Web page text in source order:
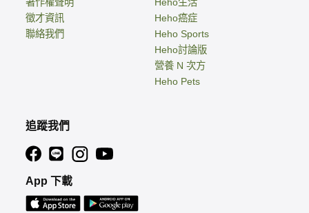
著作權聲明
徵才資訊
聯絡我們
Heho生活
Heho癌症
Heho Sports
Heho討論版
營養 N 次方
Heho Pets
追蹤我們
App 下載